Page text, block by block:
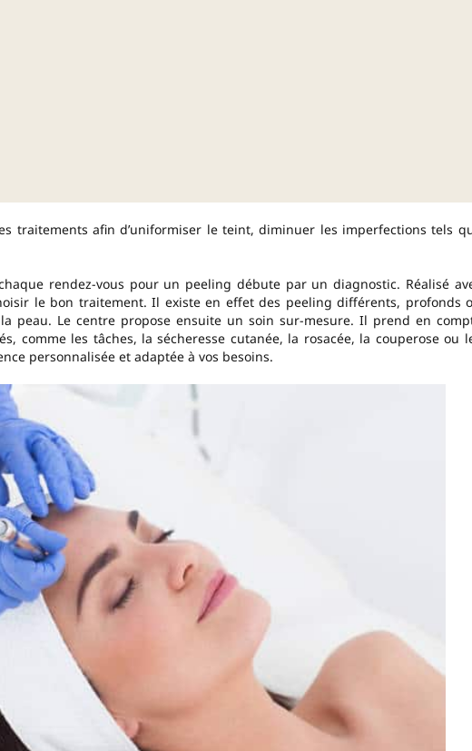
traitements afin d’uniformiser le teint, diminuer les imperfections tels
rendez-vous pour un peeling débute par un diagnostic. Réalisé
le bon traitement. Il existe en effet des peeling différents, profonds
peau. Le centre propose ensuite un soin sur-mesure. Il prend en
comme les tâches, la sécheresse cutanée, la rosacée, la couperose ou
personnalisée et adaptée à vos besoins.